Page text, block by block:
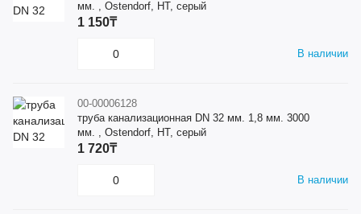
мм. , Ostendorf, HT, серый
В наличии
1 150₸
00-00006128
труба канализационная DN 32 мм. 1,8 мм. 3000
мм. , Ostendorf, HT, серый
В наличии
1 720₸